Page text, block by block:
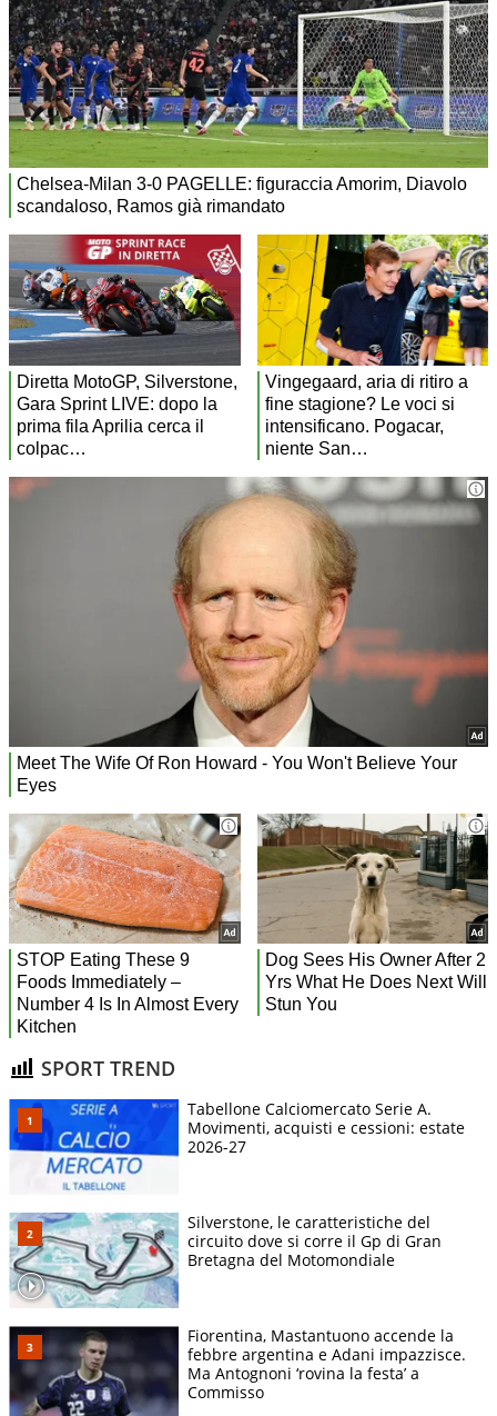
SPORT TREND
Tabellone Calciomercato Serie A.
Movimenti, acquisti e cessioni: estate
2026-27
Silverstone, le caratteristiche del
circuito dove si corre il Gp di Gran
Bretagna del Motomondiale
Fiorentina, Mastantuono accende la
febbre argentina e Adani impazzisce.
Ma Antognoni ‘rovina la festa’ a
Commisso